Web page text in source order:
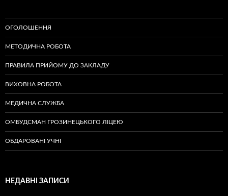
ОГОЛОШЕННЯ
МЕТОДИЧНА РОБОТА
ПРАВИЛА ПРИЙОМУ ДО ЗАКЛАДУ
ВИХОВНА РОБОТА
МЕДИЧНА СЛУЖБА
ОМБУДСМАН ГРОЗИНЕЦЬКОГО ЛІЦЕЮ
ОБДАРОВАНІ УЧНІ
НЕДАВНІ ЗАПИСИ